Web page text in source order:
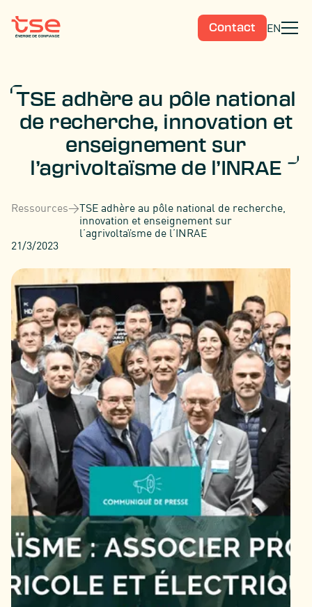
Contact EN
TSE adhère au pôle national
de recherche, innovation et
enseignement sur
l’agrivoltaïsme de l’INRAE
Ressources>TSE adhère au pôle national de recherche,
innovation et enseignement sur
l’agrivoltaïsme de l’INRAE
21/3/2023